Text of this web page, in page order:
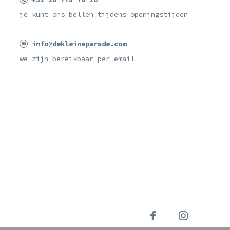
je kunt ons bellen tijdens openingstijden
info@dekleineparade.com
we zijn bereikbaar per email